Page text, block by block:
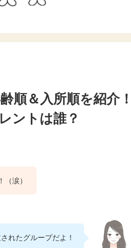
順＆入所順を紹介！
ントは誰？
涙）
れたグループだよ！